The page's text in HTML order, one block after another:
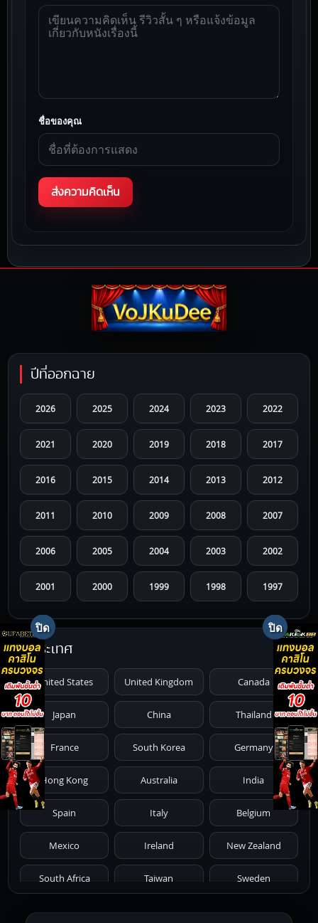
ชื่อของคุณ
ปีที่ออกฉาย
2026 2025 2024 2023 2022
2021 2020 2019 2018 2017
2016 2015 2014 2013 2012
2011 2010 2009 2008 2007
2006 2005 2004 2003 2002
2001 2000 1999 1998 1997
1996 1995 1994 1993 1992
1991 1987
1986 1985 1984 1983 1982
1981 1980 1979 1978 1977
1976 1975 1974 1973 1972
1971 1970 1969 1968 1967
1966 1965 1964 1963 1962
1959 1955
ประเทศ
United States United Kingdom Canada
Japan China Thailand
France South Korea Germany
Hong Kong Australia India
Spain Italy Belgium
Mexico Ireland New Zealand
South Africa Taiwan Sweden
Netherlands Russia Poland